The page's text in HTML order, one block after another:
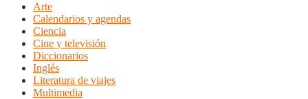
Arte
Calendarios y agendas
Ciencia
Cine y televisión
Diccionarios
Inglés
Literatura de viajes
Multimedia